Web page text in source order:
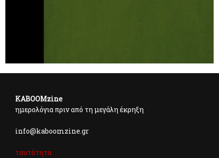
KABOOMzine
ημερολόγια πριν από τη μεγάλη έκρηξη
info@kaboomzine.gr
ταυτότητα